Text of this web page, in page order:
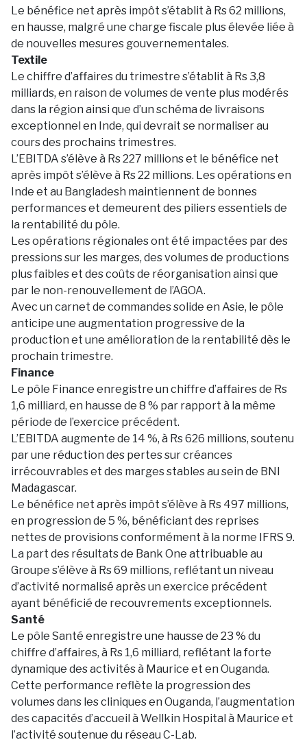
Le bénéfice net après impôt s’établit à Rs 62 millions,
en hausse, malgré une charge fiscale plus élevée liée à
de nouvelles mesures gouvernementales.
Textile
Le chiffre d’affaires du trimestre s’établit à Rs 3,8
milliards, en raison de volumes de vente plus modérés
dans la région ainsi que d’un schéma de livraisons
exceptionnel en Inde, qui devrait se normaliser au
cours des prochains trimestres.
L’EBITDA s’élève à Rs 227 millions et le bénéfice net
après impôt s’élève à Rs 22 millions. Les opérations en
Inde et au Bangladesh maintiennent de bonnes
performances et demeurent des piliers essentiels de
la rentabilité du pôle.
Les opérations régionales ont été impactées par des
pressions sur les marges, des volumes de productions
plus faibles et des coûts de réorganisation ainsi que
par le non-renouvellement de l’AGOA.
Avec un carnet de commandes solide en Asie, le pôle
anticipe une augmentation progressive de la
production et une amélioration de la rentabilité dès le
prochain trimestre.
Finance
Le pôle Finance enregistre un chiffre d’affaires de Rs
1,6 milliard, en hausse de 8 % par rapport à la même
période de l’exercice précédent.
L’EBITDA augmente de 14 %, à Rs 626 millions, soutenu
par une réduction des pertes sur créances
irrécouvrables et des marges stables au sein de BNI
Madagascar.
Le bénéfice net après impôt s’élève à Rs 497 millions,
en progression de 5 %, bénéficiant des reprises
nettes de provisions conformément à la norme IFRS 9.
La part des résultats de Bank One attribuable au
Groupe s’élève à Rs 69 millions, reflétant un niveau
d’activité normalisé après un exercice précédent
ayant bénéficié de recouvrements exceptionnels.
Santé
Le pôle Santé enregistre une hausse de 23 % du
chiffre d’affaires, à Rs 1,6 milliard, reflétant la forte
dynamique des activités à Maurice et en Ouganda.
Cette performance reflète la progression des
volumes dans les cliniques en Ouganda, l’augmentation
des capacités d’accueil à Wellkin Hospital à Maurice et
l’activité soutenue du réseau C-Lab.